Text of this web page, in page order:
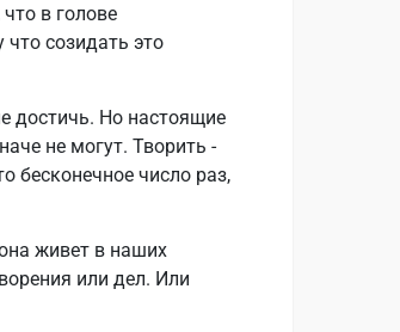
в голове
созидать это
достичь. Но настоящие
не могут. Творить -
бесконечное число раз,
живет в наших
или дел. Или